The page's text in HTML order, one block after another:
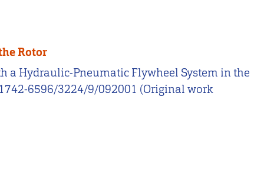
Rotor
a Hydraulic-Pneumatic Flywheel System in the
6596/3224/9/092001 (Original work